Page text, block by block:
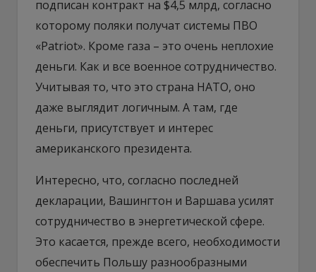
подписан контракт на $4,5 млрд, согласно
которому поляки получат системы ПВО
«Patriot». Кроме газа – это очень неплохие
деньги. Как и все военное сотрудничество.
Учитывая то, что это страна НАТО, оно
даже выглядит логичным. А там, где
деньги, присутствует и интерес
американского президента.
Интересно, что, согласно последней
декларации, Вашингтон и Варшава усилят
сотрудничество в энергетической сфере.
Это касается, прежде всего, необходимости
обеспечить Польшу разнообразными